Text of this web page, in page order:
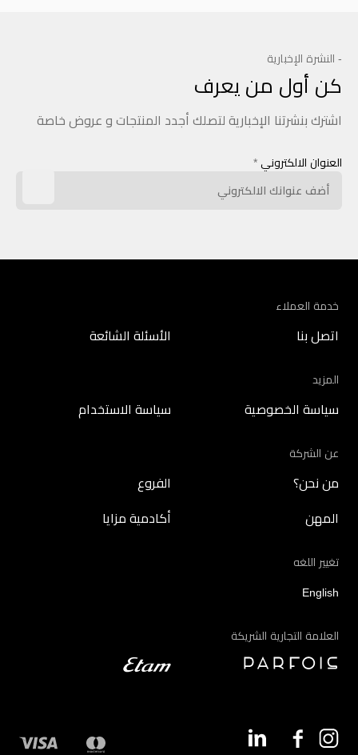
- النشرة الإخبارية
كن أول من يعرف
اشترك بنشرتنا الإخبارية لتصلك أجدد المنتجات و عروض خاصة
العنوان الالكتروني *
خدمة العملاء
اتصل بنا الأسئلة الشائعة
المزيد
سياسة الخصوصية سياسة الاستخدام
عن الشركة
من نحن؟ الفروع
المهن أكادمية مزايا
تغيير اللغه
English
العلامة التجارية الشريكة